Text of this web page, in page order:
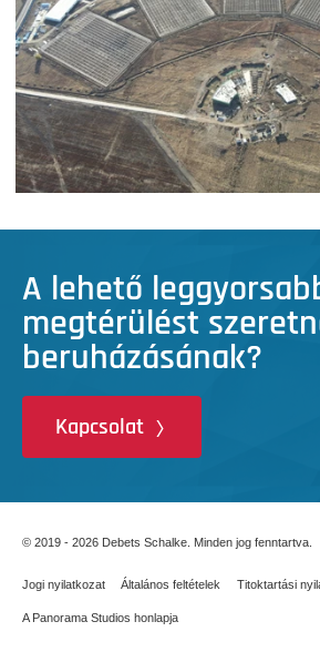
A lehető
megtérülést
beruházásának?
Kapcsolat
© 2019 - 2026 Debets Schalke. Minden jog fenntartva.
Jogi nyilatkozat Általános feltételek Titoktartási
A Panorama Studios honlapja